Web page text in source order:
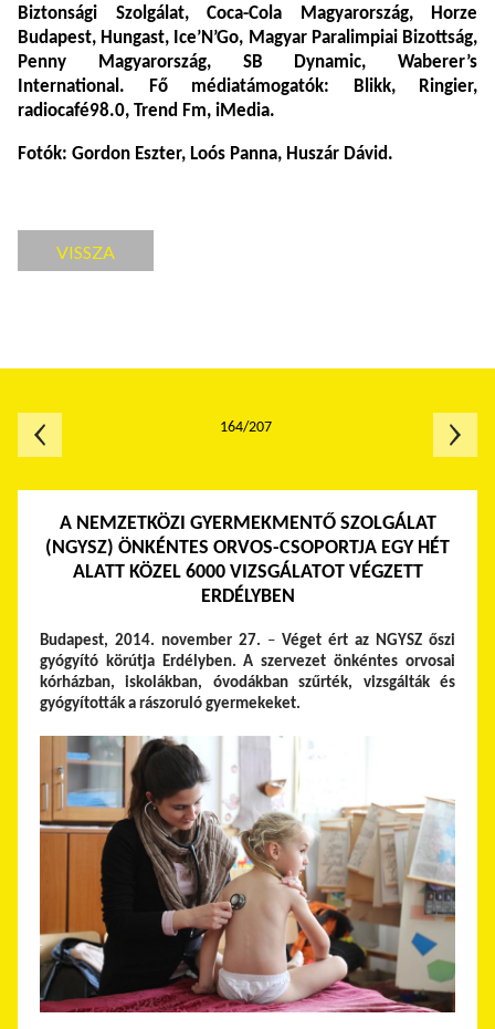
Biztonsági Szolgálat, Coca-Cola Magyarország, Horze
Budapest, Hungast, Ice’N’Go, Magyar Paralimpiai Bizottság,
Penny Magyarország, SB Dynamic, Waberer’s
International. Fő médiatámogatók: Blikk, Ringier,
radiocafé98.0, Trend Fm, iMedia.
Fotók: Gordon Eszter, Loós Panna, Huszár Dávid.
VISSZA
A NEMZETKÖZI GYERMEKMENTŐ SZOLGÁLAT
(NGYSZ) ÖNKÉNTES ORVOS-CSOPORTJA EGY HÉT
ALATT KÖZEL 6000 VIZSGÁLATOT VÉGZETT
ERDÉLYBEN
Budapest, 2014. november 27. – Véget ért az NGYSZ őszi
gyógyító körútja Erdélyben. A szervezet önkéntes orvosai
kórházban, iskolákban, óvodákban szűrték, vizsgálták és
gyógyították a rászoruló gyermekeket.
164/207